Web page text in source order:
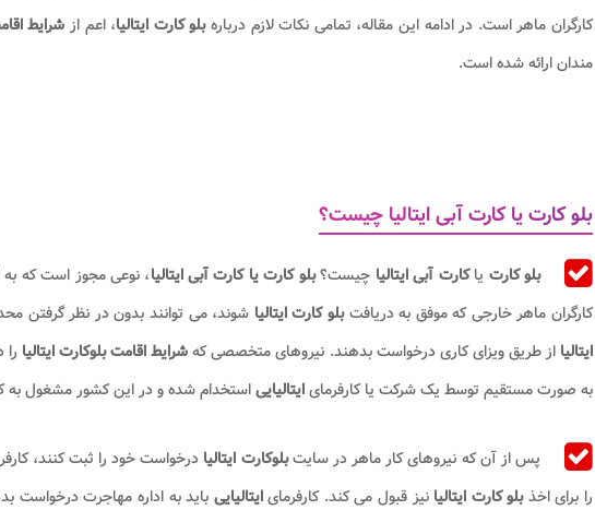
کارگران ماهر است. در ادامه این مقاله، تمامی نکات لازم دربارهبلو کارت ایتالیا، اعم از شرایط
مندان ارائه شده است.
بلو کارت یا کارت آبی ایتالیا چیست؟
بلو کارت یاکارت آبی ایتالیا چیست؟بلو کارت یا کارت آبی ایتالیا، نوعی مجوز است که
کارگران ماهر خارجی که موفق به دریافتبلو کارت ایتالیا شوند، می توانند بدون در نظر گرفتن
ایتالیااز طریق ویزای کاری درخواست بدهند. نیروهای متخصصی کهشرایط اقامتبلوکارت ایتالیا
به صورت مستقیم توسط یک شرکت یا کارفرمایایتالیاییاستخدام شده و در این کشور مشغول به
پس از آن که نیروهای کار ماهر در سایتبلوکارت ایتالیا درخواست خود را ثبت کنند،
را برای اخذبلو کارت ایتالیا نیز قبول می کند. کارفرمایایتالیایی باید به اداره مهاجرت درخواست